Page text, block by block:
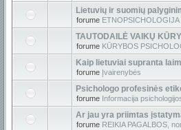
Lietuvių ir suomių
forume ETNOPSICHOLOGIJA
TAUTODAILĖ VAIKŲ
forume KŪRYBOS
Kaip lietuviai supranta
forume Įvairenybės
Psichologo profesinės
forume Informacija
Ar jau yra priimtas
forume REIKIA PAGALBOS,